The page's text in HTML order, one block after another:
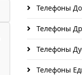
Телефоны
Телефоны
Телефоны
Телефоны